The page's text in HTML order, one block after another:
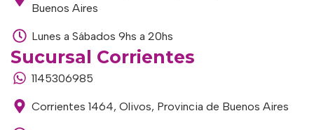
Buenos Aires
Lunes a Sábados 9hs a 20hs
Sucursal Corrientes
1145306985
Corrientes 1464, Olivos, Provincia de Buenos Aires